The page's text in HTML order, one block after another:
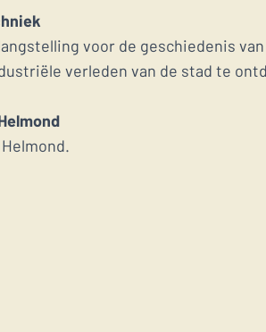
voor de geschiedenis
verleden van de stad te